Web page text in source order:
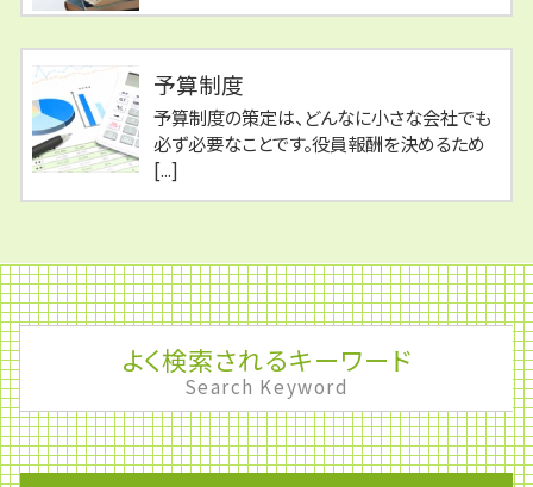
予算制度
予算制度の策定は、どんなに小さな会社でも
必ず必要なことです。役員報酬を決めるため
[...]
よく検索されるキーワード
Search Keyword